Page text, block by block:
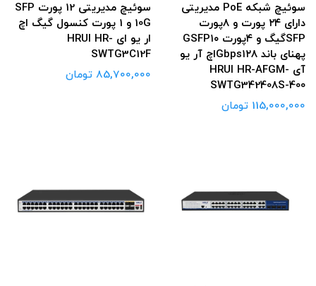
سوئیچ شبکه PoE مدیریتی
دارای ۲۴ پورت و ۸پورت
SFPگیگ و ۴پورت GSFP۱۰
پهنای باند Gbps۱۲۸اچ آر یو
آی HRUI HR-AFGM-
SWTG342408S-400
115,000,000 تومان
سوئیچ مدیریتی 12 پورت SFP
10G و 1 پورت کنسول گیگ اچ
ار یو ای HRUI HR-
SWTG3C12F
85,700,000 تومان